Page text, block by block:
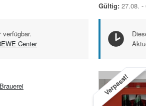
Center
Gültig: 27.08. -
Verpasst!